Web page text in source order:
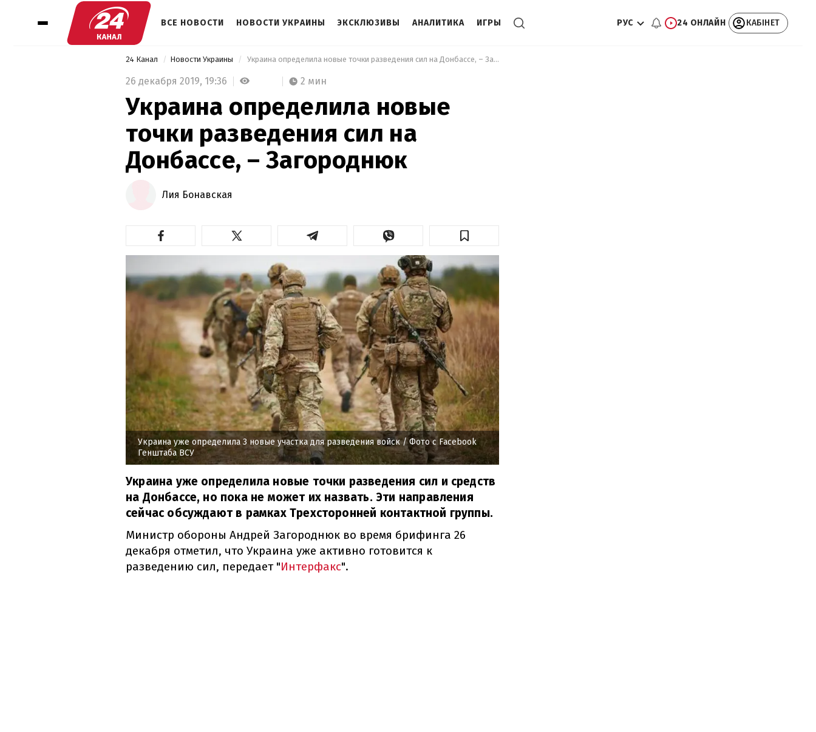
ВСЕ НОВОСТИ НОВОСТИ УКРАИНЫ ЭКСКЛЮЗИВЫ АНАЛИТИКА ИГРЫ РУС 24 ОНЛАЙН КАБІНЕТ
24 Канал Новости Украины Украина определила новые точки разведения сил на Донбассе, – Загороднюк
26 декабря 2019, 19:36 2 мин
Украина определила новые
точки разведения сил на
Донбассе, – Загороднюк
Лия Бонавская
Украина уже определила 3 новые участка для разведения войск/ Фото с Facebook
Генштаба ВСУ
Украина уже определила новые точки разведения сил и средств
на Донбассе, но пока не может их назвать. Эти направления
сейчас обсуждают в рамках Трехсторонней контактной группы.
Министр обороны Андрей Загороднюк во время брифинга 26
декабря отметил, что Украина уже активно готовится к
разведению сил, передает "Интерфакс".